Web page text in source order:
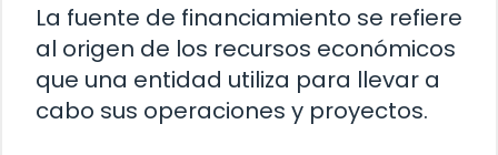
La fuente de financiamiento se refiere
al origen de los recursos económicos
que una entidad utiliza para llevar a
cabo sus operaciones y proyectos.